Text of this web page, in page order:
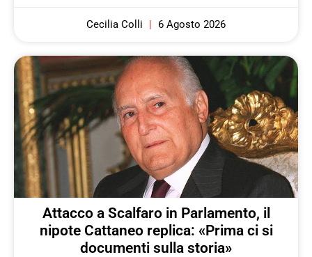
Cecilia Colli 6 Agosto 2026
Attacco a Scalfaro in Parlamento, il
nipote Cattaneo replica: «Prima ci si
documenti sulla storia»